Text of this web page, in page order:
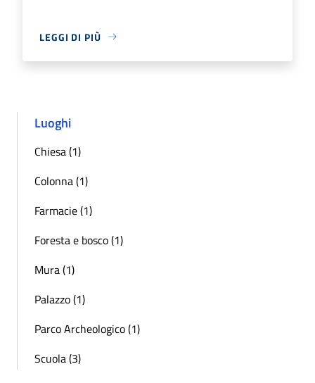
LEGGI DI PIÙ
Luoghi
Chiesa (1)
Colonna (1)
Farmacie (1)
Foresta e bosco (1)
Mura (1)
Palazzo (1)
Parco Archeologico (1)
Scuola (3)